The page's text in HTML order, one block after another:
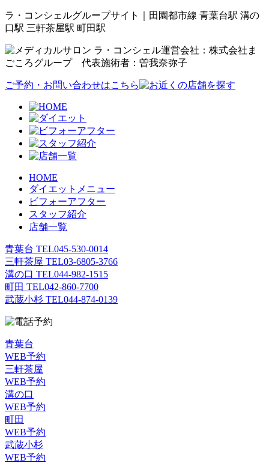
ラ・コンシェルグループサイト｜田園都市線 青葉台駅 溝の
口駅 三軒茶屋駅 町田駅
運営会社：株式会社ま
ごころグループ 代表施術者：曽我奈弥子
ご予約・お問い合わせはこちら
HOME
ダイエットメニュー
ビフォーアフター
スタッフ紹介
店舗一覧
青葉台 TEL045-530-0014
三軒茶屋 TEL03-6805-3766
溝の口 TEL044-982-1515
町田 TEL042-860-7700
武蔵小杉 TEL044-874-0139
青葉台
WEB予約
三軒茶屋
WEB予約
溝の口
WEB予約
町田
WEB予約
武蔵小杉
WEB予約